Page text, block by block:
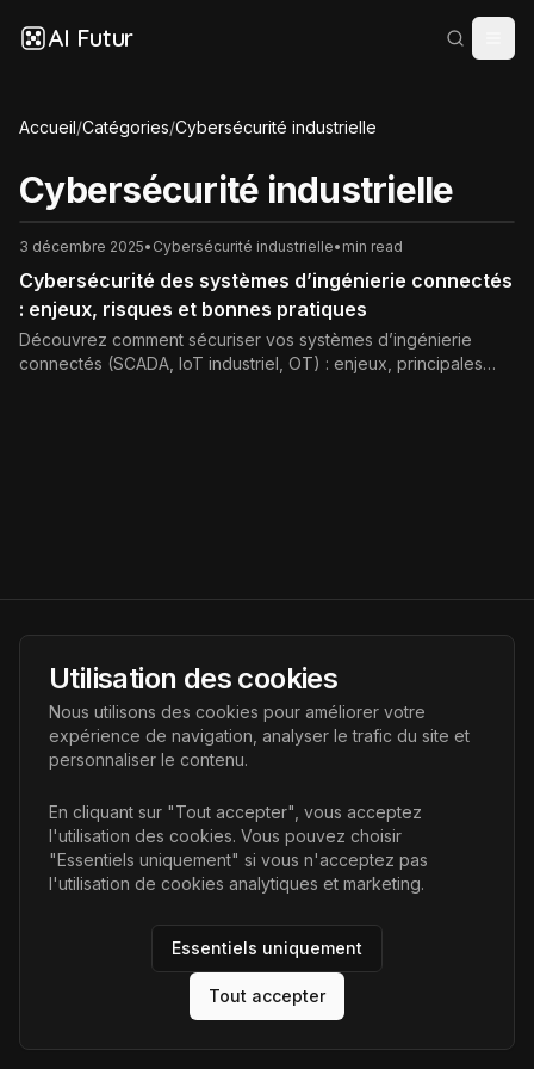
AI Futur
Accueil/Catégories/Cybersécurité industrielle
Cybersécurité industrielle
3 décembre 2025• Cybersécurité industrielle• min read
Cybersécurité des systèmes d’ingénierie connectés
: enjeux, risques et bonnes pratiques
Découvrez comment sécuriser vos systèmes d’ingénierie
connectés (SCADA, IoT industriel, OT) : enjeux, principales
AI Futur
Portail de l'avenir de l'intelligence artificielle, vous aidant à
découvrir les dernières technologies IA.
Liens
Accueil
Articles
AI Futur. Tous droits réservés.
Utilisation des cookies
Nous utilisons des cookies pour améliorer votre
expérience de navigation, analyser le trafic du site et
personnaliser le contenu.
En cliquant sur "Tout accepter", vous acceptez
l'utilisation des cookies. Vous pouvez choisir
"Essentiels uniquement" si vous n'acceptez pas
l'utilisation de cookies analytiques et marketing.
Essentiels uniquement
Tout accepter